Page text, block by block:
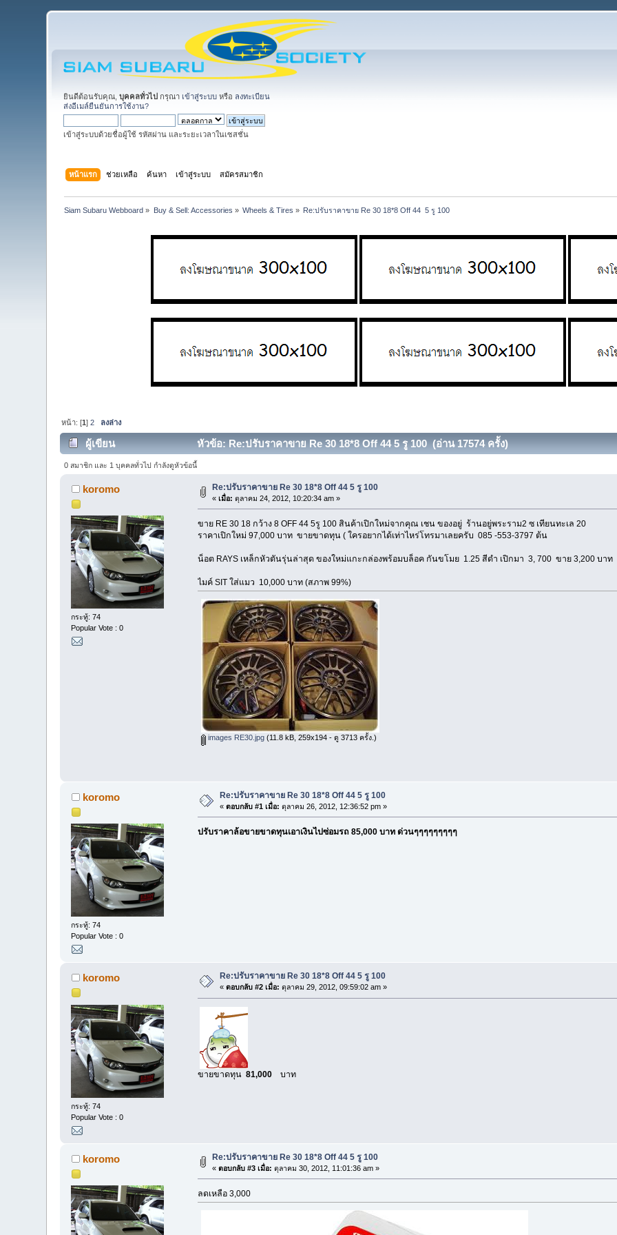
ยินดีต้อนรับคุณ,บุคคลทั่วไป กรุณา เข้าสู่ระบบ หรือ ลงทะเบียน
ส่งอีเมล์ยืนยันการใช้งาน?
เข้าสู่ระบบด้วยชื่อผู้ใช้ รหัสผ่าน และระยะเวลาในเซสชั่น
หน้าแรก ช่วยเหลือ ค้นหา เข้าสู่ระบบ สมัครสมาชิก
Siam Subaru Webboard » Buy & Sell: Accessories » Wheels & Tires » Re:ปรับราคาขาย Re 30 18*8 Off 44  5 รู 100
หน้า: [1]2 ลงล่าง
ผู้เขียน หัวข้อ: Re:ปรับราคาขาย Re 30 18*8 Off 44 5 รู 100 (อ่าน 17574 ครั้ง)
0 สมาชิก และ 1 บุคคลทั่วไป กำลังดูหัวข้อนี้
koromo
กระทู้: 74
Popular Vote : 0
Re:ปรับราคาขาย Re 30 18*8 Off 44 5 รู 100
«เมื่อ: ตุลาคม 24, 2012, 10:20:34 am »
ขาย RE 30 18 กว้าง 8 OFF 44 5รู 100 สินค้าเปิกใหม่จากคุณ เชน ของอยู่ ร้านอยู่พระราม2 ซ เทียนทะเล 20
ราคาเปิกใหม่ 97,000 บาท ขายขาดทุน ( ใครอยากได้เท่าไหร่โทรมาเลยครับ 085 -553-3797 ต้น
น็อต RAYS เหล็กหัวตันรุ่นล่าสุด ของใหม่แกะกล่องพร้อมบล็อค กันขโมย 1.25 สีดำ เปิกมา 3, 700 ขาย 3,200 บาท
ไมค์ SIT ใส่แมว 10,000 บาท (สภาพ 99%)
images RE30.jpg (11.8 kB, 259x194 - ดู 3713 ครั้ง.)
koromo
กระทู้: 74
Popular Vote : 0
Re:ปรับราคาขาย Re 30 18*8 Off 44 5 รู 100
«ตอบกลับ #1 เมื่อ: ตุลาคม 26, 2012, 12:36:52 pm »
ปรับราคาล้อขายขาดทุนเอาเงินไปซ่อมรถ 85,000 บาท ด่วนๆๆๆๆๆๆๆๆๆ
koromo
กระทู้: 74
Popular Vote : 0
Re:ปรับราคาขาย Re 30 18*8 Off 44 5 รู 100
«ตอบกลับ #2 เมื่อ: ตุลาคม 29, 2012, 09:59:02 am »
ขายขาดทุน 81,000 บาท
koromo Re:ปรับราคาขาย Re 30 18*8 Off 44 5 รู 100
«ตอบกลับ #3 เมื่อ: ตุลาคม 30, 2012, 11:01:36 am »
ลดเหลือ 3,000